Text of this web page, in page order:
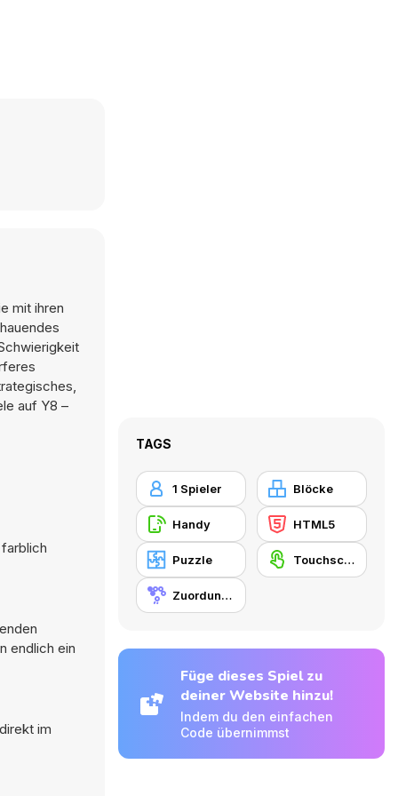
mit ihren
auf Y8 –
endlich ein
im
TAGS
1 Spieler Blöcke
Handy HTML5
Puzzle Touchscreen
Zuordungsspiel
Füge dieses Spiel zu
deiner Website hinzu!
Indem du den einfachen
Code übernimmst